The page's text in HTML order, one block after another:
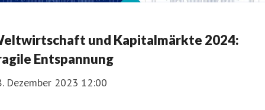
und Kapitalmärkte 2024:
Entspannung
Dezember 2023 12:00